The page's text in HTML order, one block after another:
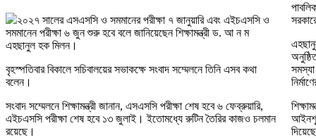
২০২৭ সালের এসএসসি ও সমমানের পরীক্ষা ৭ জানুয়ারি এবং এইচএসসি ও
সমমানেন পরীক্ষা ৬ জুন শুরু হবে বলে জানিয়েছেন শিক্ষামন্ত্রী ড. আ ন ম
এহছানুল হক মিলন।
বৃহস্পতিবার বিকালে সচিবালয়ের সভাকক্ষে সংবাদ সম্মেলনে তিনি এসব কথা
বলেন।
সংবাদ সম্মেলনে শিক্ষামন্ত্রী জানান, এসএসসি পরীক্ষা শেষ হবে ৬ ফেব্রুয়ারি,
এইচএসসি পরীক্ষা শেষ হবে ১৩ জুলাই। ইতোমধ্যে রুটিন তৈরির কাজও চলমান
রয়েছে।
সমস্যা